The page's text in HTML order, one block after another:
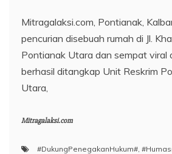
Mitragalaksi.com, Pontianak,
pencurian disebuah rumah di Jl.
Pontianak Utara dan sempat viral
berhasil ditangkap Unit Reskrim
Utara,
Mitragalaksi.com
#DukungPenegakanHukum#